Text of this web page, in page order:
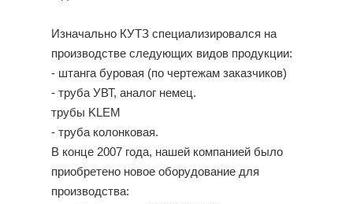
Изначально КУТЗ специализировался на
производстве следующих видов продукции:
- штанга буровая (по чертежам заказчиков)
- труба УВТ, аналог немец.
трубы KLEM
- труба колонковая.
В конце 2007 года, нашей компанией было
приобретено новое оборудование для
производства: